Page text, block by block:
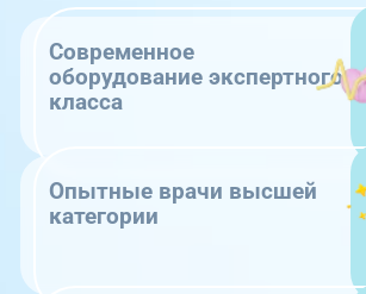
Современное
оборудование экспертного
класса
Опытные врачи высшей
категории